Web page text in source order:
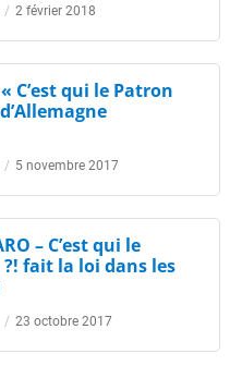
/ 2 février 2018
« C’est qui le Patron
/ 5 novembre 2017
– C’est qui le
fait la loi dans les
/ 23 octobre 2017